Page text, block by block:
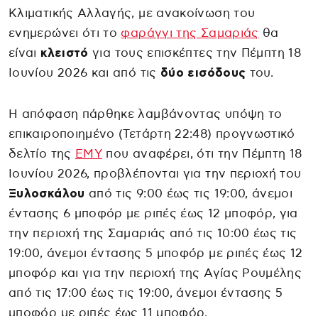
Κλιματικής Αλλαγής, με ανακοίνωση του
ενημερώνει ότι το φαράγγι της Σαμαριάς θα
είναι κλειστό για τους επισκέπτες την Πέμπτη 18
Ιουνίου 2026 και από τις δύο εισόδους του.
Η απόφαση πάρθηκε λαμβάνοντας υπόψη το
επικαιροποιημένο (Τετάρτη 22:48) προγνωστικό
δελτίο της ΕΜΥ που αναφέρει, ότι την Πέμπτη 18
Ιουνίου 2026, προβλέπονται για την περιοχή του
Ξυλοσκάλου από τις 9:00 έως τις 19:00, άνεμοι
έντασης 6 μποφόρ με ριπές έως 12 μποφόρ, για
την περιοχή της Σαμαριάς από τις 10:00 έως τις
19:00, άνεμοι έντασης 5 μποφόρ με ριπές έως 12
μποφόρ και για την περιοχή της Αγίας Ρουμέλης
από τις 17:00 έως τις 19:00, άνεμοι έντασης 5
μποφόρ με ριπές έως 11 μποφόρ.